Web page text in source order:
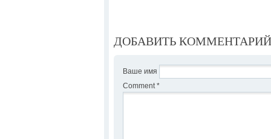
ДОБАВИТЬ КОММЕНТАРИЙ
Ваше имя
Comment *